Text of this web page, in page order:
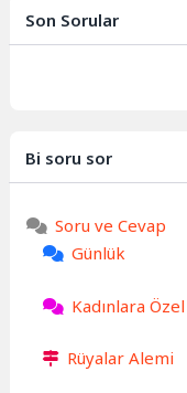
aydınlanmanın...
Son Sorular
Bi soru sor
Soru ve Cevap
Günlük
Kadınlara Özel
Rüyalar Alemi